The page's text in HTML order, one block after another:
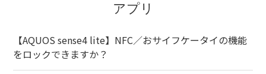
アプリ
【AQUOS sense4 lite】NFC／おサイフケータイの機能
をロックできますか？